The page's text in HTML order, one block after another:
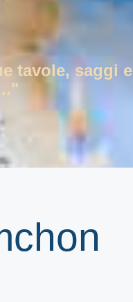
tavole, saggi e